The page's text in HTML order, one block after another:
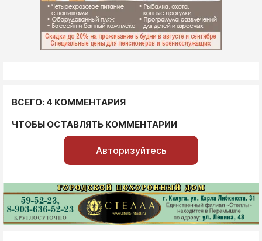
ВСЕГО: 4 КОММЕНТАРИЯ
ЧТОБЫ ОСТАВЛЯТЬ КОММЕНТАРИИ
Авторизуйтесь